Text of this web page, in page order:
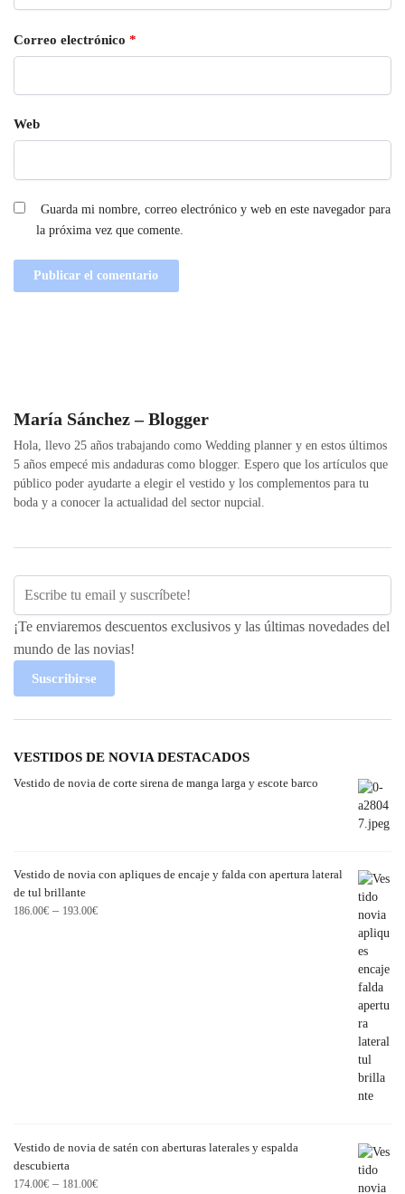
Correo electrónico *
Web
Guarda mi nombre, correo electrónico y web en este navegador para
la próxima vez que comente.
María Sánchez – Blogger
Hola, llevo 25 años trabajando como Wedding planner y en estos últimos
5 años empecé mis andaduras como blogger. Espero que los artículos que
público poder ayudarte a elegir el vestido y los complementos para tu
boda y a conocer la actualidad del sector nupcial.
¡Te enviaremos descuentos exclusivos y las últimas novedades del
mundo de las novias!
Suscribirse
VESTIDOS DE NOVIA DESTACADOS
Vestido de novia de corte sirena de manga larga y escote barco
Vestido de novia con apliques de encaje y falda con apertura lateral
de tul brillante
186.00€ – 193.00€
Vestido de novia de satén con aberturas laterales y espalda
descubierta
174.00€ – 181.00€